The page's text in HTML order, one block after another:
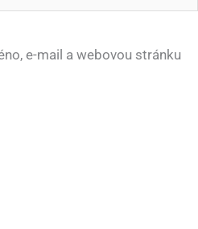
e-mail a webovou stránku